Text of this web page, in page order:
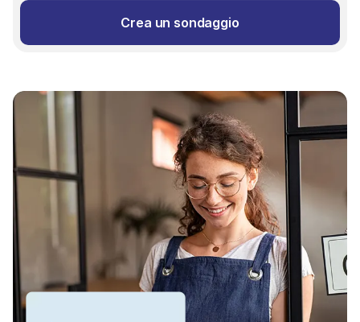
Crea un sondaggio